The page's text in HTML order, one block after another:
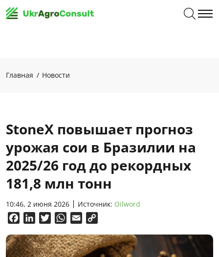
Главная Новости
StoneX повышает прогноз
урожая сои в Бразилии на
2025/26 год до рекордных
181,8 млн тонн
10:46, 2 июня 2026 Источник: Oilword
FacebookLinkedInTwitterWhatsApp
Email